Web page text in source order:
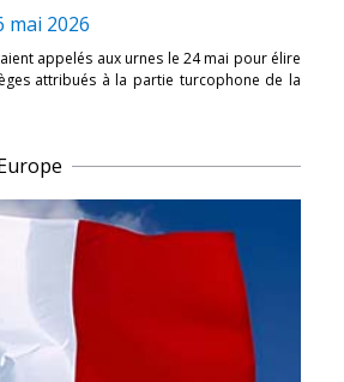
mai 2026
appelés aux urnes le 24 mai pour élire
attribués à la partie turcophone de la